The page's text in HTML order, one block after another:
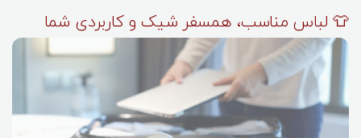
👕 لباس مناسب، همسفر شیک و کاربردی شما